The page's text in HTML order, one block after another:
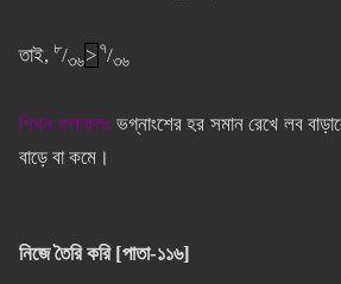
তাই, ৮/৩৬>৭/৩৬
শিখন ফলাফলঃ ভগ্নাংশের হর সমান রেখে লব
বাড়ে বা কমে।
নিজে তৈরি করি [পাতা-১১৬]